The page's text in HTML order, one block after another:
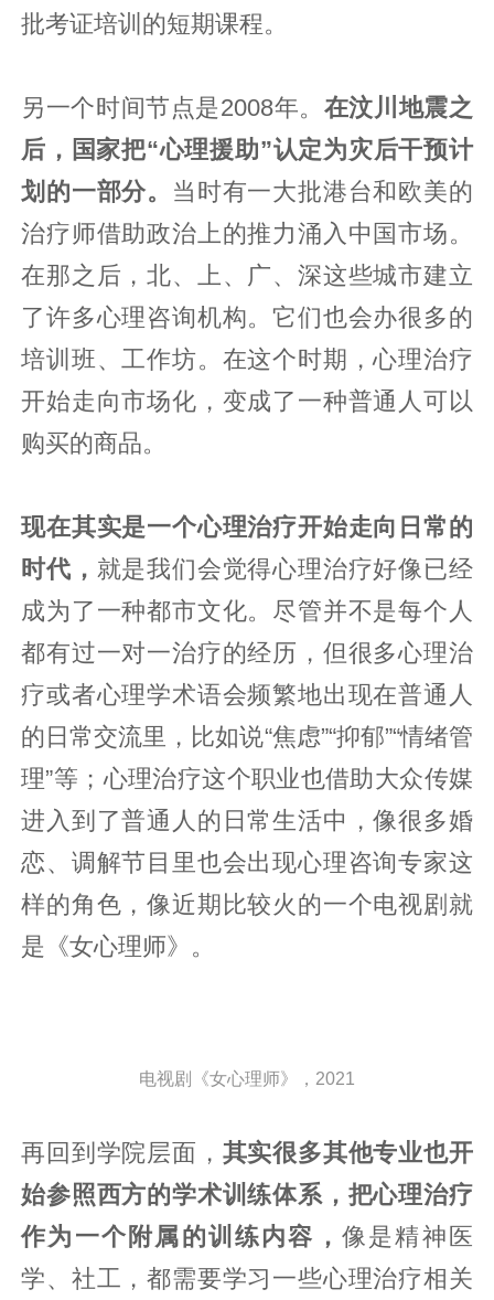
批考证培训的短期课程。
另一个时间节点是2008年。 在汶川地震之
后，国家把“心理援助”认定为灾后干预计
划的一部分。 当时有一大批港台和欧美的
治疗师借助政治上的推力涌入中国市场。
在那之后，北、上、广、深这些城市建立
了许多心理咨询机构。它们也会办很多的
培训班、工作坊。在这个时期，心理治疗
开始走向市场化，变成了一种普通人可以
购买的商品。
现在其实是一个心理治疗开始走向日常的
时代， 就是我们会觉得心理治疗好像已经
成为了一种都市文化。尽管并不是每个人
都有过一对一治疗的经历，但很多心理治
疗或者心理学术语会频繁地出现在普通人
的日常交流里，比如说“焦虑”“抑郁”“情绪管
理”等；心理治疗这个职业也借助大众传媒
进入到了普通人的日常生活中，像很多婚
恋、调解节目里也会出现心理咨询专家这
样的角色，像近期比较火的一个电视剧就
是《女心理师》。
电视剧《女心理师》，2021
再回到学院层面， 其实很多其他专业也开
始参照西方的学术训练体系，把心理治疗
作为一个附属的训练内容， 像是精神医
学、社工，都需要学习一些心理治疗相关